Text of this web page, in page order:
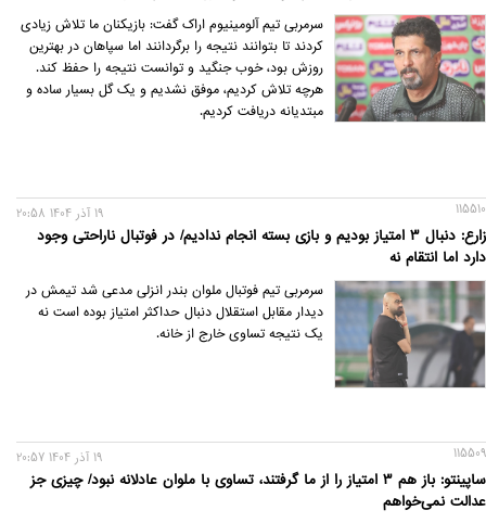
سرمربی تیم آلومینیوم اراک گفت: بازیکنان ما تلاش زیادی
کردند تا بتوانند نتیجه را برگردانند اما سپاهان در بهترین
روزش بود، خوب جنگید و توانست نتیجه را حفظ کند.
هرچه تلاش کردیم، موفق نشدیم و یک گل بسیار ساده و
مبتدیانه دریافت کردیم.
115510
زارع: دنبال 3 امتیاز بودیم و بازی بسته انجام ندادیم/ در فوتبال ناراحتی وجود
دارد اما انتقام نه
19 آذر 1404 20:58
سرمربی تیم فوتبال ملوان بندر انزلی مدعی شد تیمش در
دیدار مقابل استقلال دنبال حداکثر امتیاز بوده است نه
یک نتیجه تساوی خارج از خانه.
115509
ساپینتو: باز هم 3 امتیاز را از ما گرفتند، تساوی با ملوان عادلانه نبود/ چیزی جز
عدالت نمی‌خواهم
19 آذر 1404 20:57